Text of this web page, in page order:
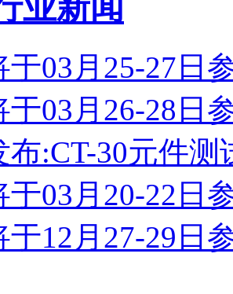
业新闻
于03月25-27日
于03月26-28日
布:CT-30元件测
于03月20-22日
于12月27-29日